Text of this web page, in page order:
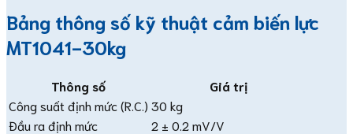
Bảng thông số kỹ thuật cảm biến lực
MT1041-30kg
Thông số
Giá trị
Công suất định mức (R.C.) 30 kg
Đầu ra định mức
2 ± 0.2 mV/V